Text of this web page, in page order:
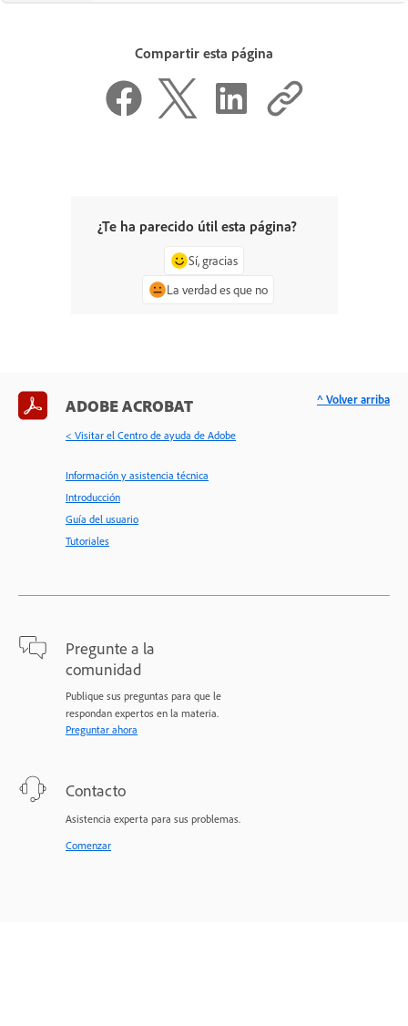
Compartir esta página
¿Te ha parecido útil esta página?
Sí, gracias
La verdad es que no
ADOBE ACROBAT
< Visitar el Centro de ayuda de Adobe
Información y asistencia técnica
Introducción
Guía del usuario
Tutoriales
Pregunte a la
comunidad
Publique sus preguntas para que le
respondan expertos en la materia.
Preguntar ahora
Contacto
Asistencia experta para sus problemas.
Comenzar
^ Volver arriba